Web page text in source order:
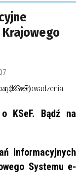
KSeF. Bądź na
informacyjnych
Systemu e-